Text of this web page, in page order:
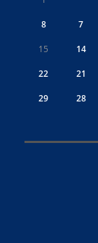
7
8
14
15
21
22
28
29